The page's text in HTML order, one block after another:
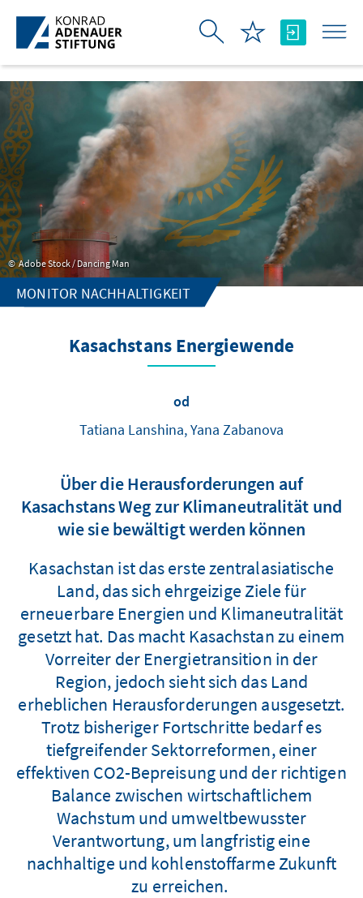
Skip to Main Content
Adobe Stock / Dancing Man
MONITOR NACHHALTIGKEIT
Kasachstans Energiewende
od
Tatiana Lanshina, Yana Zabanova
Über die Herausforderungen auf
Kasachstans Weg zur Klimaneutralität und
wie sie bewältigt werden können
Kasachstan ist das erste zentralasiatische
Land, das sich ehrgeizige Ziele für
erneuerbare Energien und Klimaneutralität
gesetzt hat. Das macht Kasachstan zu einem
Vorreiter der Energietransition in der
Region, jedoch sieht sich das Land
erheblichen Herausforderungen ausgesetzt.
Trotz bisheriger Fortschritte bedarf es
tiefgreifender Sektorreformen, einer
effektiven CO2-Bepreisung und der richtigen
Balance zwischen wirtschaftlichem
Wachstum und umweltbewusster
Verantwortung, um langfristig eine
nachhaltige und kohlenstoffarme Zukunft
zu erreichen.